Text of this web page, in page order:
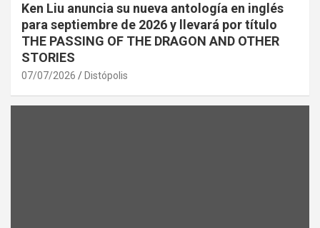
Ken Liu anuncia su nueva antología en inglés
para septiembre de 2026 y llevará por título
THE PASSING OF THE DRAGON AND OTHER
STORIES
07/07/2026 Distópolis